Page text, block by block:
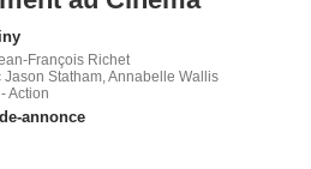
François Richet
Jason Statham, Annabelle Wallis
Action
annonce